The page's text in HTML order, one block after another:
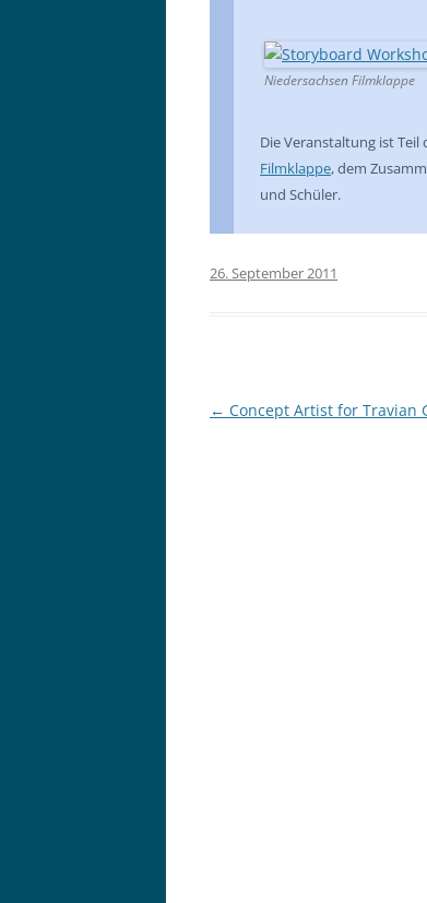
Niedersachsen Filmklappe
Die Veranstaltung ist
Filmklappe, dem
und Schüler.
26. September 2011
Post
← Concept Artist for Travian